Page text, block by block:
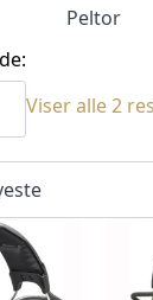
Peltor
Viser alle 2